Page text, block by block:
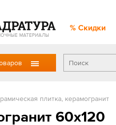
МАТЕРИАЛЫ
Скидки
плитка, керамогранит
60x120